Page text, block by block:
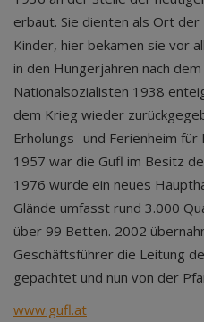
erbaut. Sie dienten als Ort
Kinder, hier bekamen sie vor
in den Hungerjahren nach
Nationalsozialisten 1938
dem Krieg wieder
Erholungs- und Ferienheim für
1957 war die Gufl im Besitz
1976 wurde ein neues
Glände umfasst rund 3.000
über 99 Betten. 2002
Geschäftsführer die Leitung
gepachtet und nun von der
www.gufl.at